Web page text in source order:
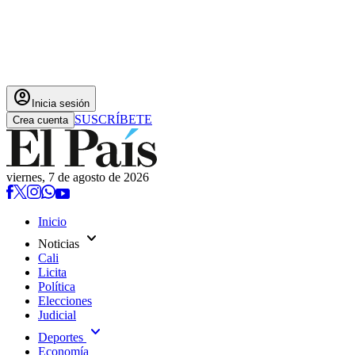
account_circle Inicia sesión
Crea cuenta SUSCRÍBETE
viernes, 7 de agosto de 2026
Inicio
Noticias expand_more
Cali
Licita
Política
Elecciones
Judicial
Deportes expand_more
Economía